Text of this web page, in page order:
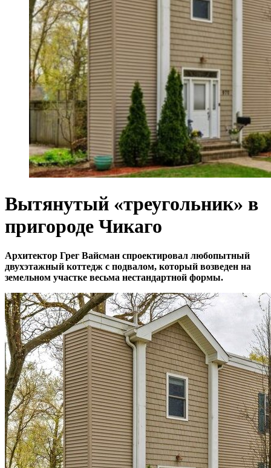
Вытянутый «треугольник» в
пригороде Чикаго
Архитектор Грег Вайсман спроектировал любопытный
двухэтажный коттедж с подвалом, который возведен на
земельном участке весьма нестандартной формы.